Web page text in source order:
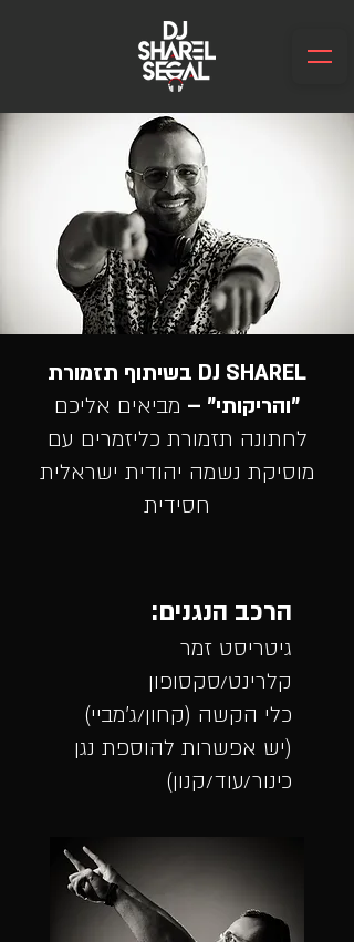
DJ SHAREL בשיתוף תזמורת
"והריקותי" – מביאים אליכם
לחתונה תזמורת כליזמרים עם
מוסיקת נשמה יהודית ישראלית
חסידית
הרכב הנגנים:
גיטריסט זמר
קלרינט/סקסופון
כלי הקשה (קחון/ג'מביי)
(יש אפשרות להוספת נגן
כינור/עוד/קנון)